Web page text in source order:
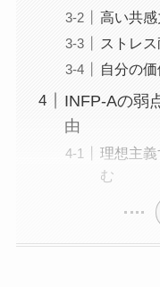
高い共
ストレ
自分の
INFP-Aの弱
由
理想主
む